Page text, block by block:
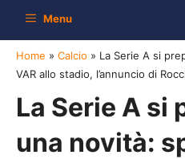
Menu
Home » Calcio » La Serie A si
VAR allo stadio, l’annuncio di
La Serie A si
una novità: